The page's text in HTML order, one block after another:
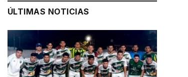
ÚLTIMAS NOTICIAS